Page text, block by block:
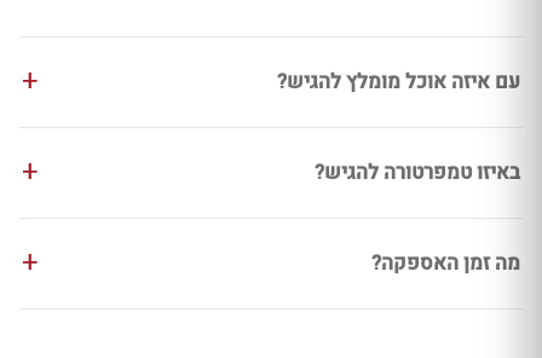
עם איזה אוכל מומלץ להגיש?
באיזו טמפרטורה להגיש?
מה זמן האספקה?